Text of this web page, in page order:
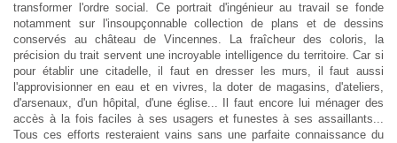
transformer l'ordre social. Ce portrait d'ingénieur au travail se fonde
notamment sur l'insoupçonnable collection de plans et de dessins
conservés au château de Vincennes. La fraîcheur des coloris, la
précision du trait servent une incroyable intelligence du territoire. Car si
pour établir une citadelle, il faut en dresser les murs, il faut aussi
l'approvisionner en eau et en vivres, la doter de magasins, d'ateliers,
d'arsenaux, d'un hôpital, d'une église... Il faut encore lui ménager des
accès à la fois faciles à ses usagers et funestes à ses assaillants...
Tous ces efforts resteraient vains sans une parfaite connaissance du